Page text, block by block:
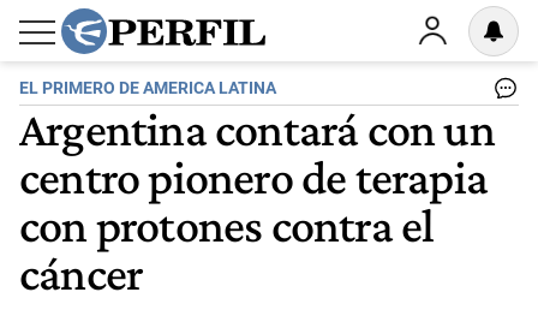
EL PRIMERO DE AMERICA LATINA
Argentina contará con un
centro pionero de terapia
con protones contra el
cáncer